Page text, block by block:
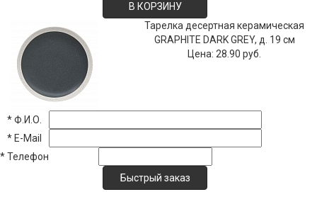
В КОРЗИНУ
Тарелка десертная керамическая
GRAPHITE DARK GREY, д. 19 см
Цена:28.90 руб.
*Ф.И.О.
* E-Mail
*Телефон